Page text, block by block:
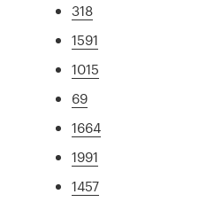
318
1591
1015
69
1664
1991
1457